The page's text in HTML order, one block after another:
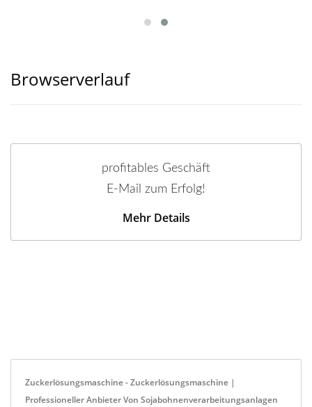
Browserverlauf
profitables Geschäft
E-Mail zum Erfolg!
Mehr Details
Zuckerlösungsmaschine - Zuckerlösungsmaschine |
Professioneller Anbieter Von Sojabohnenverarbeitungsanlagen